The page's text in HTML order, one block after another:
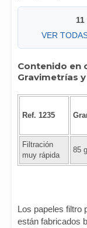
VER
Contenido en
Gravimetrías
Ref. 1235
Filtración
muy rápida
85
Los papeles filtro
están fabricados